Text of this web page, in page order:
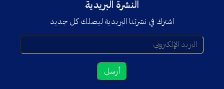
النشرة البريدية
اشترك في نشرتنا البريدية ليصلك كل جديد